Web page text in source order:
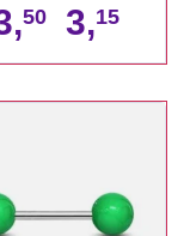
50 3,15